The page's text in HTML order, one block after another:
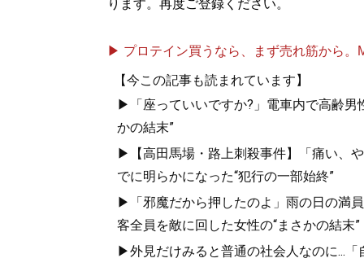
ります。再度ご登録ください。
▶ プロテイン買うなら、まず売れ筋から。
【今この記事も読まれています】
▶「座っていいですか?」電車内で高齢男
かの結末”
▶【高田馬場・路上刺殺事件】「痛い、
でに明らかになった“犯行の一部始終”
▶「邪魔だから押したのよ」雨の日の満
客全員を敵に回した女性の“まさかの結末”
▶外見だけみると普通の社会人なのに...